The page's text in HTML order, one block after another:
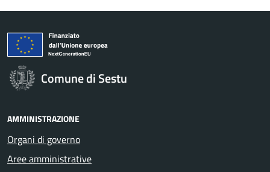
Comune di Sestu
AMMINISTRAZIONE
Organi di governo
Aree amministrative